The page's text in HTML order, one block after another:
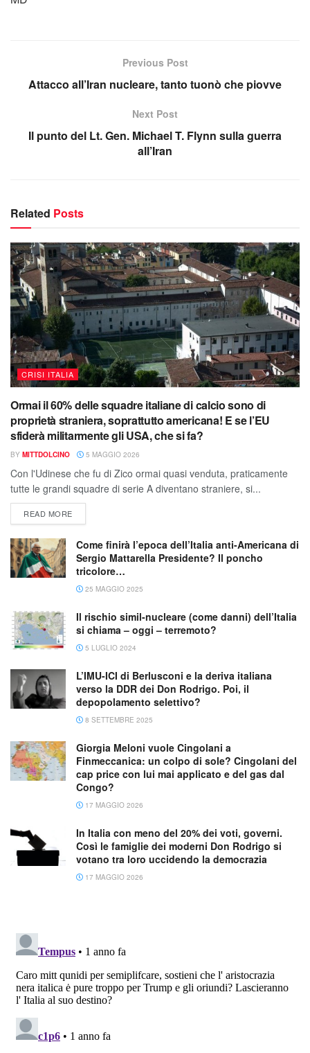
Previous Post
Attacco all’Iran nucleare, tanto tuonò che piovve
Next Post
Il punto del Lt. Gen. Michael T. Flynn sulla guerra
all’Iran
Related Posts
CRISI ITALIA
Ormai il 60% delle squadre italiane di calcio sono di
proprietà straniera, soprattutto americana! E se l’EU
sfiderà militarmente gli USA, che si fa?
BY MITTDOLCINO 5 MAGGIO 2026
Con l'Udinese che fu di Zico ormai quasi venduta, praticamente
tutte le grandi squadre di serie A diventano straniere, si...
READ MORE
Come finirà l’epoca dell’Italia anti-Americana di
Sergio Mattarella Presidente? Il poncho
tricolore…
25 MAGGIO 2025
Il rischio simil-nucleare (come danni) dell’Italia
si chiama – oggi – terremoto?
5 LUGLIO 2024
L’IMU-ICI di Berlusconi e la deriva italiana
verso la DDR dei Don Rodrigo. Poi, il
depopolamento selettivo?
8 SETTEMBRE 2025
Giorgia Meloni vuole Cingolani a
Finmeccanica: un colpo di sole? Cingolani del
cap price con lui mai applicato e del gas dal
Congo?
17 MAGGIO 2026
In Italia con meno del 20% dei voti, governi.
Così le famiglie dei moderni Don Rodrigo si
votano tra loro uccidendo la democrazia
17 MAGGIO 2026